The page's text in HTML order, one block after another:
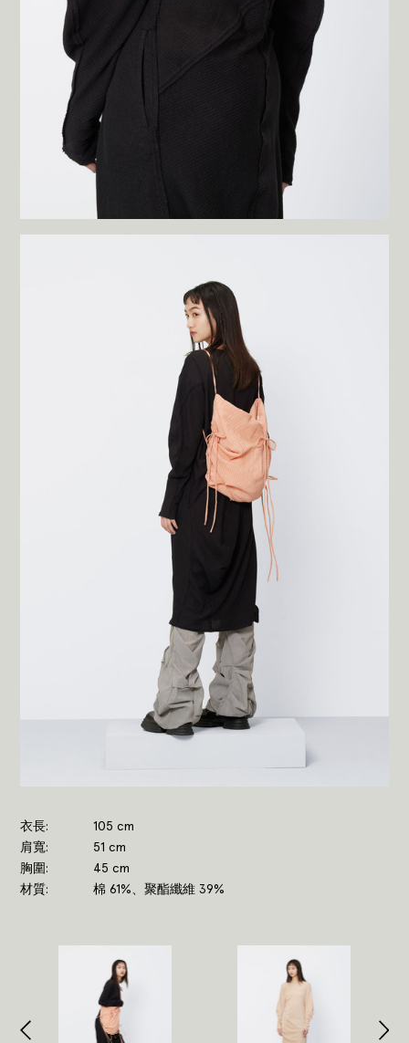
衣長
105 cm
肩寬
51 cm
胸圍
45 cm
材質
棉 61%、聚酯纖維 39%